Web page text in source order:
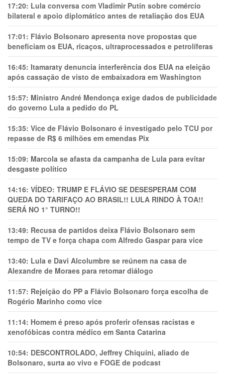
17:20: Lula conversa com Vladimir Putin sobre comércio
bilateral e apoio diplomático antes de retaliação dos EUA
17:01: Flávio Bolsonaro apresenta nove propostas que
beneficiam os EUA, ricaços, ultraprocessados e petrolíferas
16:45: Itamaraty denuncia interferência dos EUA na eleição
após cassação de visto de embaixadora em Washington
15:57: Ministro André Mendonça exige dados de publicidade
do governo Lula a pedido do PL
15:35: Vice de Flávio Bolsonaro é investigado pelo TCU por
repasse de R$ 6 milhões em emendas Pix
15:09: Marcola se afasta da campanha de Lula para evitar
desgaste político
14:16: VÍDEO: TRUMP E FLÁVIO SE DESESPERAM COM
QUEDA DO TARIFAÇO AO BRASIL!! LULA RINDO À TOA!!
SERÁ NO 1° TURNO!!
13:49: Recusa de partidos deixa Flávio Bolsonaro sem
tempo de TV e força chapa com Alfredo Gaspar para vice
13:40: Lula e Davi Alcolumbre se reúnem na casa de
Alexandre de Moraes para retomar diálogo
11:57: Rejeição do PP a Flávio Bolsonaro força escolha de
Rogério Marinho como vice
11:14: Homem é preso após proferir ofensas racistas e
xenofóbicas contra médico em Santa Catarina
10:54: DESCONTROLADO, Jeffrey Chiquini, aliado de
Bolsonaro, surta ao vivo e FOGE de podcast